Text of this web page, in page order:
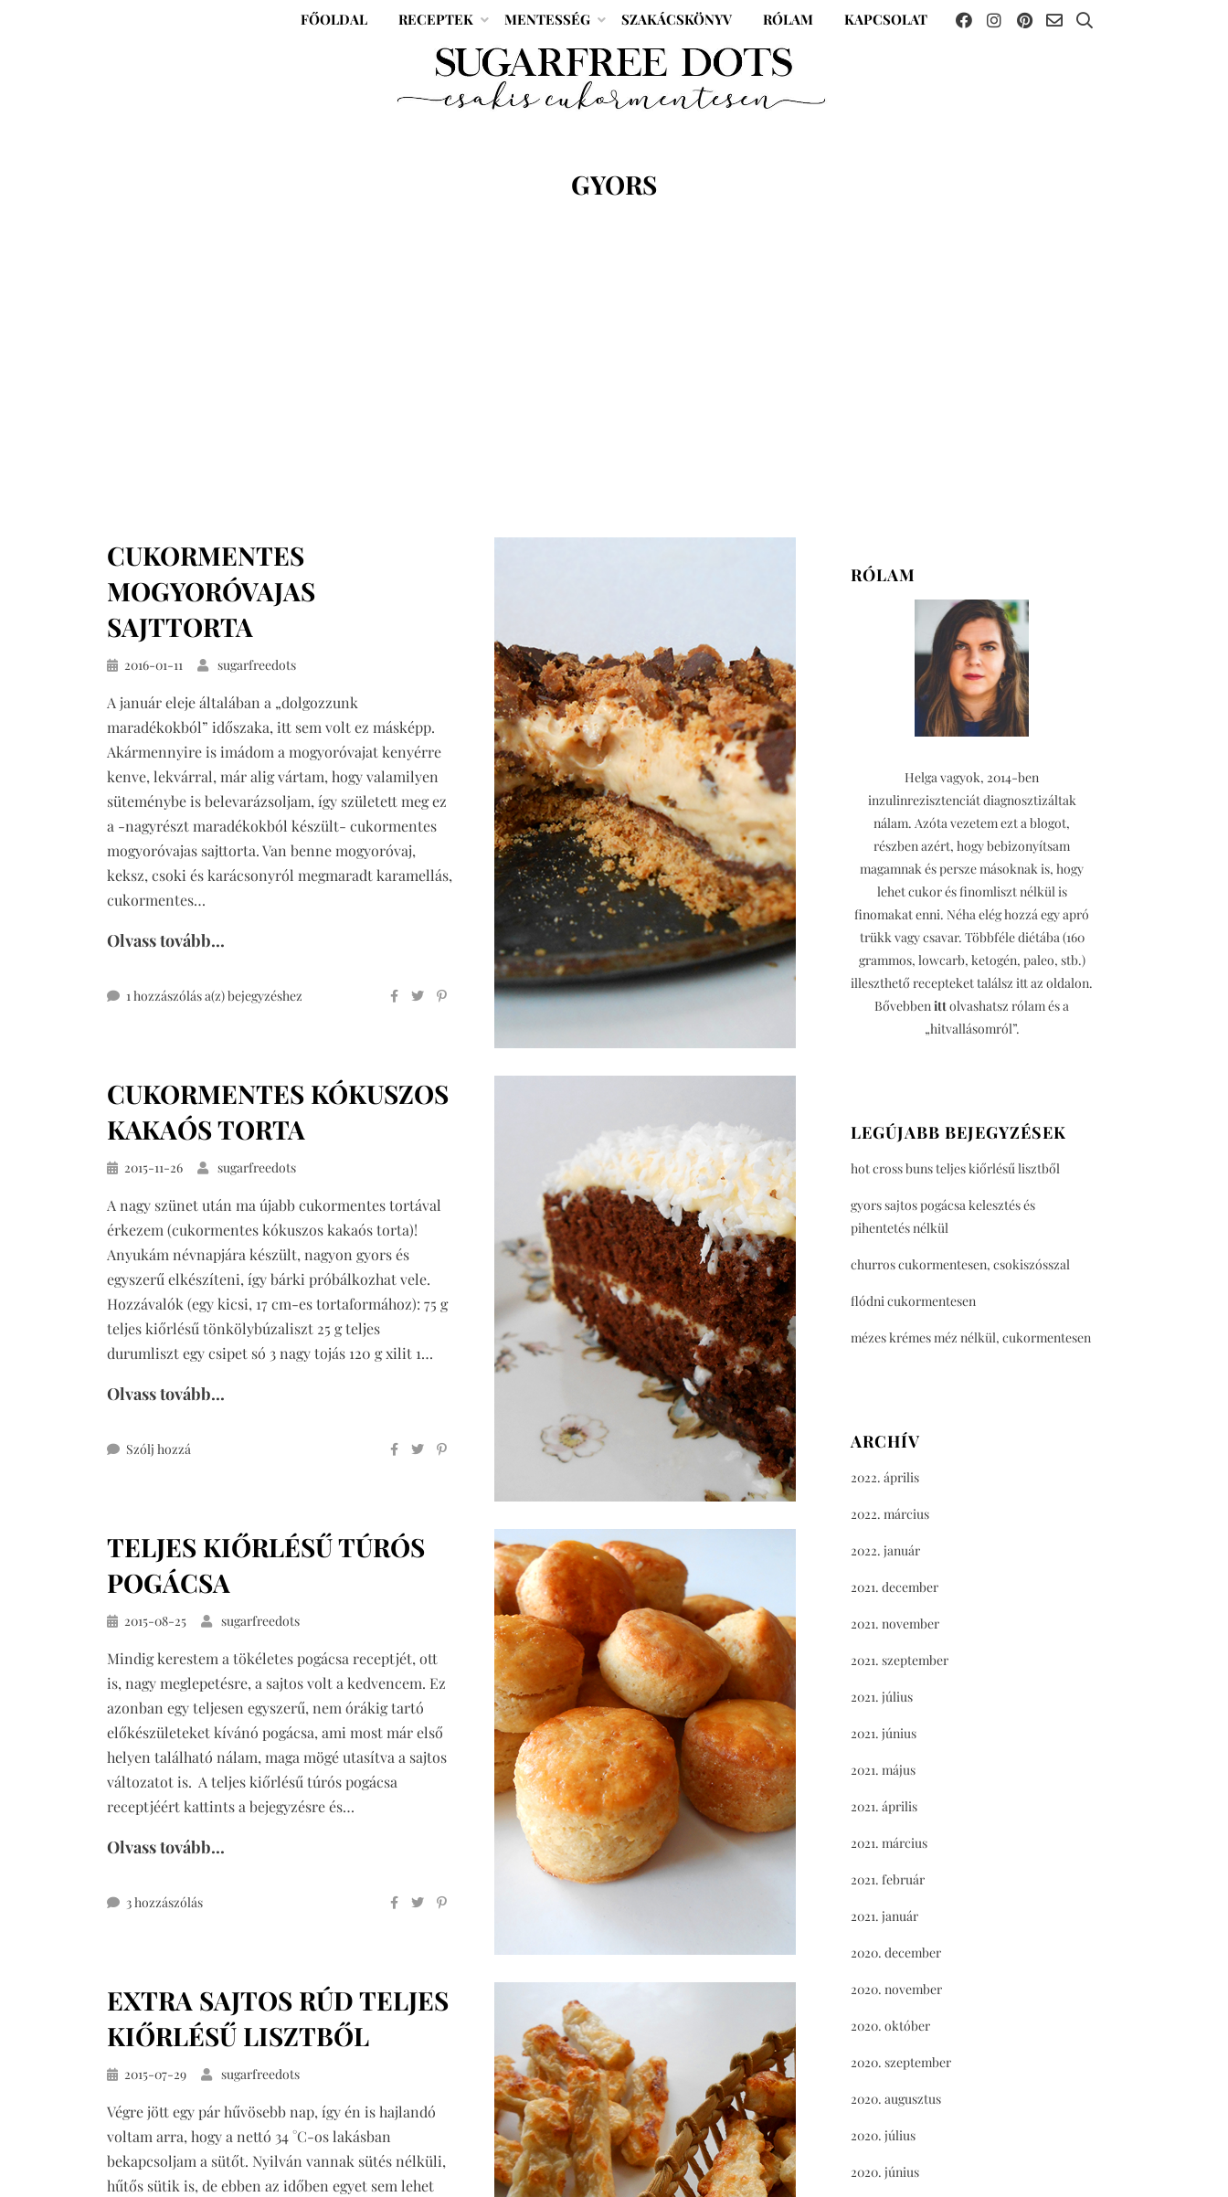
FŐOLDAL RECEPTEK MENTESSÉG SZAKÁCSKÖNYV RÓLAM KAPCSOLAT
CÍMKE
:
GYORS
CUKORMENTES
MOGYORÓVAJAS
SAJTTORTA
Közzétéve
2016-01-11 sugarfreedots
A január eleje általában a „dolgozzunk
maradékokból” időszaka, itt sem volt ez másképp.
Akármennyire is imádom a mogyoróvajat kenyérre
kenve, lekvárral, már alig vártam, hogy valamilyen
süteménybe is belevarázsoljam, így született meg ez
a -nagyrészt maradékokból készült- cukormentes
mogyoróvajas sajttorta. Van benne mogyoróvaj,
keksz, csoki és karácsonyról megmaradt karamellás,
cukormentes…
Olvass tovább...
1 hozzászólás a(z)cukormentes
bejegyzéshez
CUKORMENTES KÓKUSZOS
KAKAÓS TORTA
Közzétéve
2015-11-26 sugarfreedots
A nagy szünet után ma újabb cukormentes tortával
érkezem (cukormentes kókuszos kakaós torta)!
Anyukám névnapjára készült, nagyon gyors és
egyszerű elkészíteni, így bárki próbálkozhat vele.
Hozzávalók (egy kicsi, 17 cm-es tortaformához): 75 g
teljes kiőrlésű tönkölybúzaliszt 25 g teljes
durumliszt egy csipet só 3 nagy tojás 120 g xilit 1…
Olvass tovább...
Szólj hozzá
torta
TELJES KIŐRLÉSŰ TÚRÓS
POGÁCSA
Közzétéve
2015-08-25 sugarfreedots
Mindig kerestem a tökéletes pogácsa receptjét, ott
is, nagy meglepetésre, a sajtos volt a kedvencem. Ez
azonban egy teljesen egyszerű, nem órákig tartó
előkészületeket kívánó pogácsa, ami most már első
helyen található nálam, maga mögé utasítva a sajtos
változatot is. A teljes kiőrlésű túrós pogácsa
receptjéért kattints a bejegyzésre és…
Olvass tovább...
3 hozzászólásteljes
című
bejegyzéshez
EXTRA SAJTOS RÚD TELJES
KIŐRLÉSŰ LISZTBŐL
Közzétéve
2015-07-29 sugarfreedots
Végre jött egy pár hűvösebb nap, így én is hajlandó
voltam arra, hogy a nettó 34 °C-os lakásban
bekapcsoljam a sütőt. Nyilván vannak sütés nélküli,
hűtős sütik is, de ebben az időben egyet sem lehet
RÓLAM
Helga vagyok, 2014-ben
inzulinrezisztenciát diagnosztizáltak
nálam. Azóta vezetem ezt a blogot,
részben azért, hogy bebizonyítsam
magamnak és persze másoknak is, hogy
lehet cukor és finomliszt nélkül is
finomakat enni. Néha elég hozzá egy apró
trükk vagy csavar. Többféle diétába (160
grammos, lowcarb, ketogén, paleo, stb.)
illeszthető recepteket találsz itt az oldalon.
Bővebbenittolvashatsz rólam és a
„hitvallásomról”.
LEGÚJABB BEJEGYZÉSEK
hot cross buns teljes kiőrlésű lisztből
gyors sajtos pogácsa kelesztés és
pihentetés nélkül
churros cukormentesen, csokiszósszal
flódni cukormentesen
mézes krémes méz nélkül, cukormentesen
ARCHÍV
2022. április
2022. március
2022. január
2021. december
2021. november
2021. szeptember
2021. július
2021. június
2021. május
2021. április
2021. március
2021. február
2021. január
2020. december
2020. november
2020. október
2020. szeptember
2020. augusztus
2020. július
2020. június